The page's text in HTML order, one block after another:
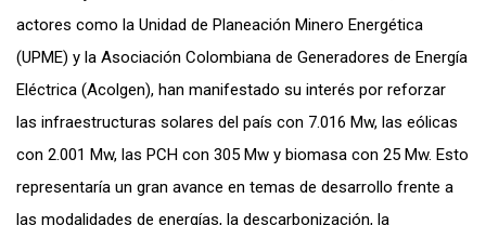
actores como la Unidad de Planeación Minero Energética
(UPME) y la Asociación Colombiana de Generadores de Energía
Eléctrica (Acolgen), han manifestado su interés por reforzar
las infraestructuras solares del país con 7.016 Mw, las eólicas
con 2.001 Mw, las PCH con 305 Mw y biomasa con 25 Mw. Esto
representaría un gran avance en temas de desarrollo frente a
las modalidades de energías, la descarbonización, la